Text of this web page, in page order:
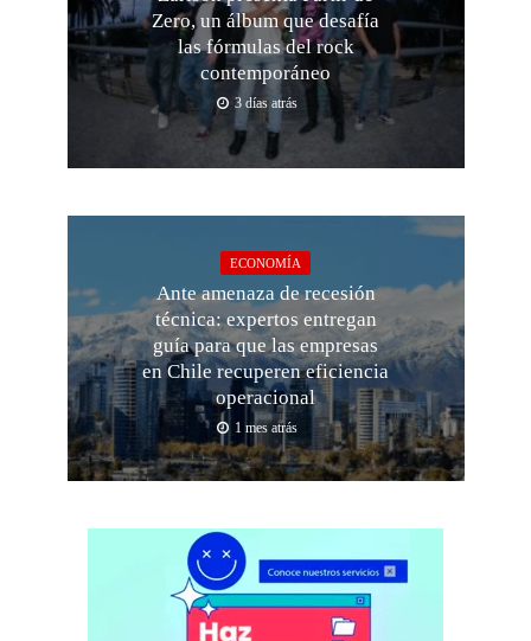
Zero, un álbum que desafía
las fórmulas del rock
contemporáneo
3 días atrás
ECONOMÍA
Ante amenaza de recesión
técnica: expertos entregan
guía para que las empresas
en Chile recuperen eficiencia
operacional
1 mes atrás